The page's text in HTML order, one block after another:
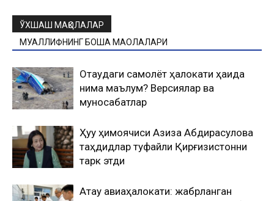
ЎХШАШ МАҚОЛАЛАР
МУАЛЛИФНИНГ БОШҚА МАҚОЛАЛАРИ
Оқтаудаги самолёт ҳалокати ҳақида
нима маълум? Версиялар ва
муносабатлар
Ҳуқуқ ҳимоячиси Азиза Абдирасулова
таҳдидлар туфайли Қирғизистонни
тарк этди
Ақтау авиаҳалокати: жабрланган